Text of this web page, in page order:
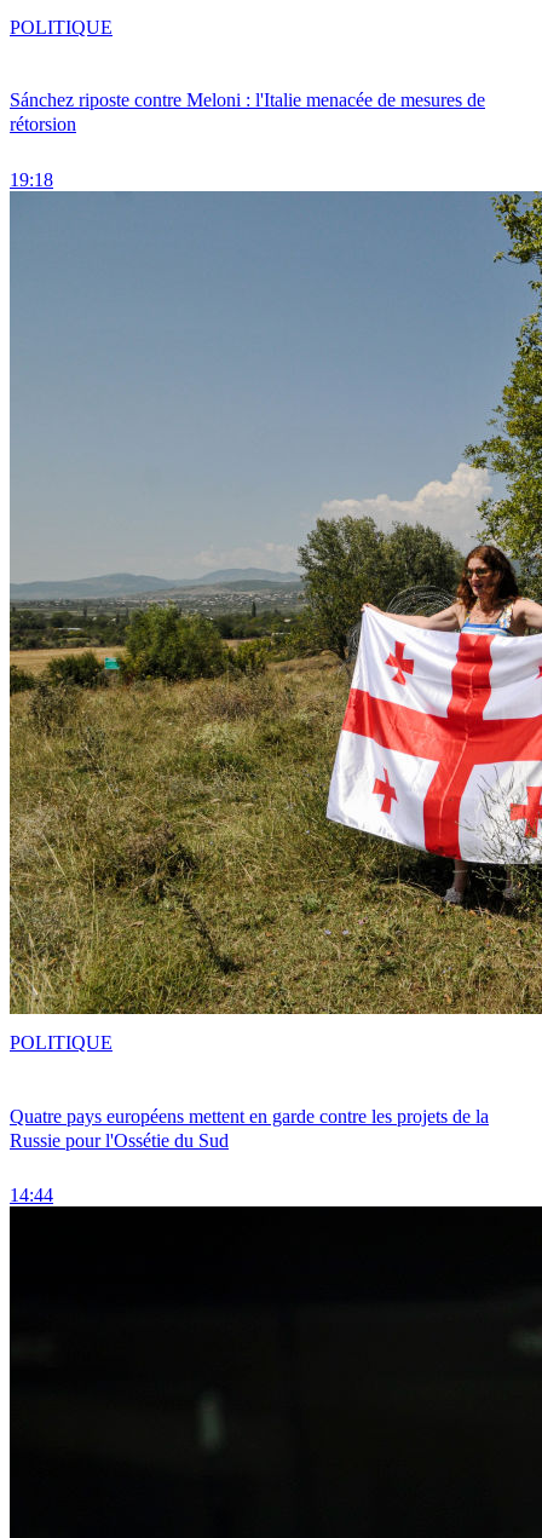
Sánchez riposte contre Meloni : l'Italie menacée de mesures de
rétorsion
19:18
POLITIQUE
Quatre pays européens mettent en garde contre les projets de la
Russie pour l'Ossétie du Sud
14:44
POLITIQUE